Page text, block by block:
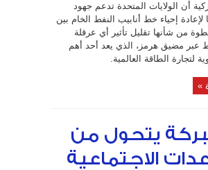
أن الولايات المتحدة تدعم جهود
لإعادة إحياء خط أنابيب النفط الخام بين
من شأنها تقليل تأثير أي عرقلة
عبر مضيق هرمز، الذي يعد أحد أهم
لتجارة الطاقة العالمية.
»
يتحول من
الاجتماعية